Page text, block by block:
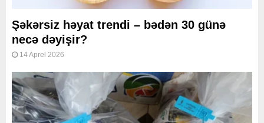
Şəkərsiz həyat trendi – bədən 30 günə
necə dəyişir?
14 Aprel 2026